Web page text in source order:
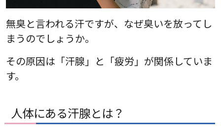
無臭と言われる汗ですが、なぜ臭いを放ってし
まうのでしょうか。
その原因は「汗腺」と「疲労」が関係していま
す。
人体にある汗腺とは？